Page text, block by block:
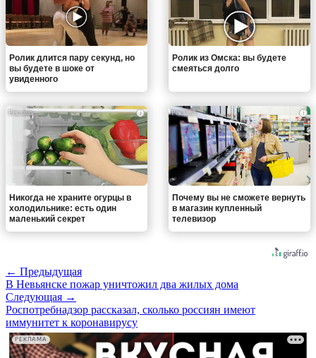
Ролик длится пару секунд, но
вы будете в шоке от
увиденного
Ролик из Омска: вы будете
смеяться долго
i
Никогда не храните огурцы в
холодильнике: есть один
маленький секрет
i
Почему вы не сможете вернуть
в магазин купленный
телевизор
← Предыдущая
В Невьянске пожар уничтожил два жилых дома
Следующая →
Роспотребнадзор рассказал, сколько россиян имеют
иммунитет к коронавирусу
РЕКЛАМА